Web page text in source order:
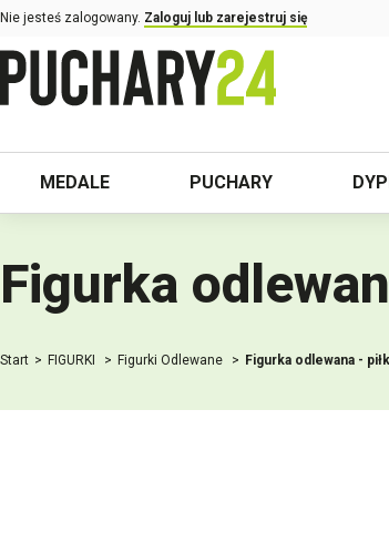
Nie jesteś zalogowany. Zaloguj lub zarejestruj się
MEDALE PUCHARY
Figurka
Start FIGURKI Figurki Odlewane Figurka odlewana -